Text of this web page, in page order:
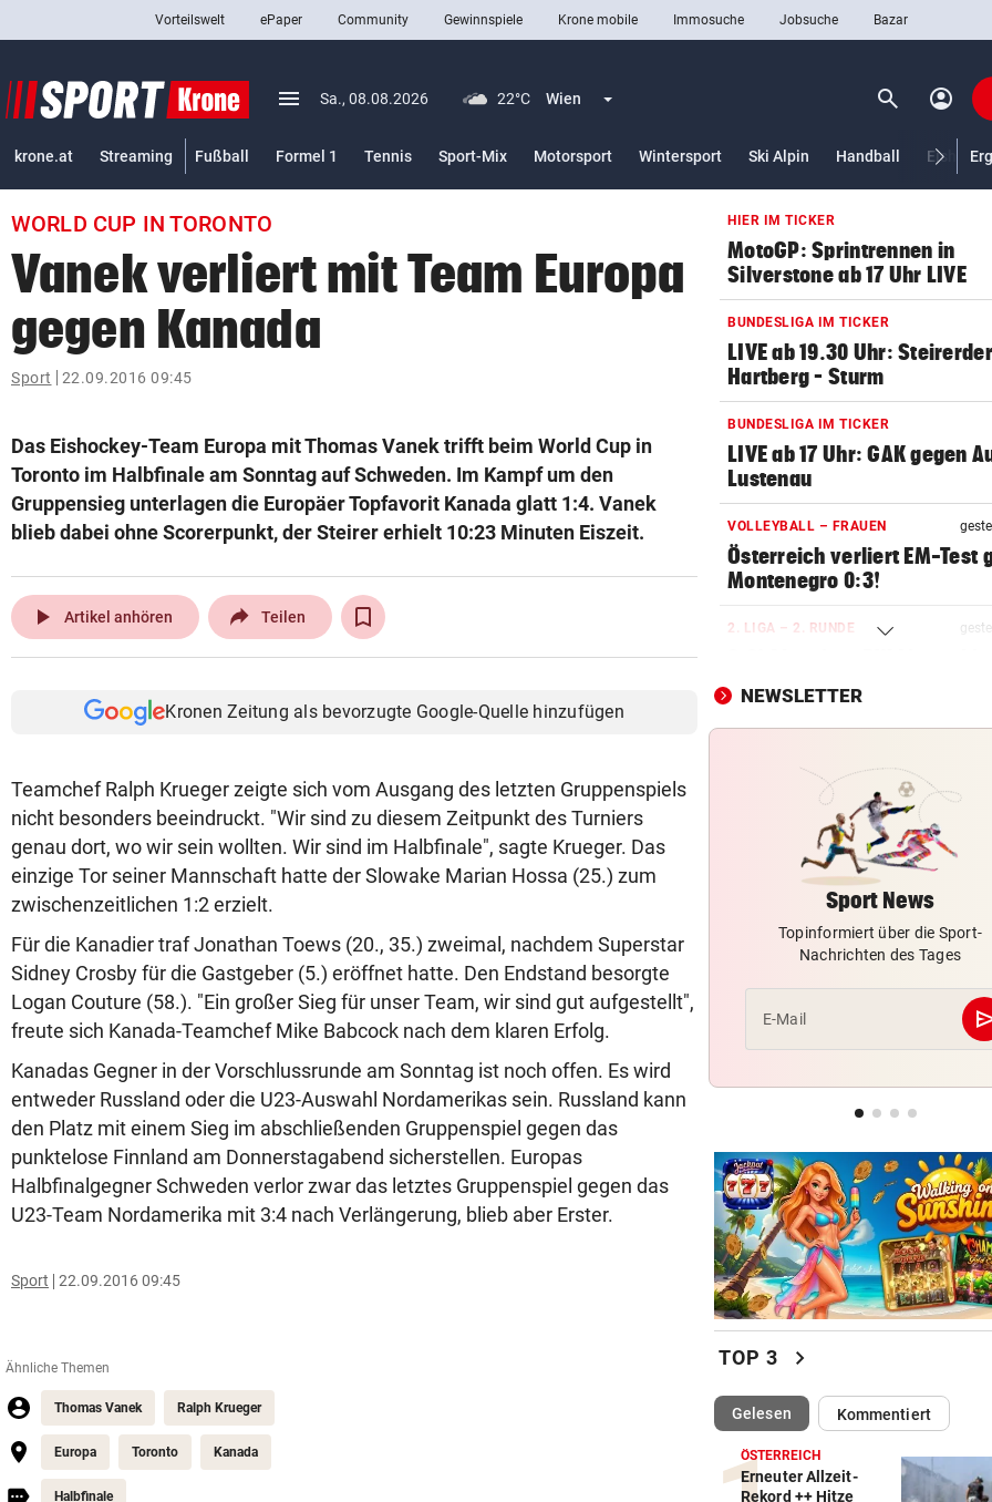
closeSchließen
Abonnieren
pin_drop
bookmark
search
Suchbegriff
© Krone Multimedia GmbH & Co KG 2026
Muthgasse 2, 1190 Wien
Vorteilswelt ePaper Community Gewinnspiele Krone mobile Immosuche Jobsuche Bazar
menu Menü aufklappen
Sa., 08.08.2026 22°C Wien Menü aufklappen search Suchen
account_circle
krone.at Streaming Fußball Formel 1 Tennis Sport-Mix Motorsport Wintersport Ski Alpin Handball
WORLD CUP IN TORONTO
Vanek verliert mit Team Europa
gegen Kanada
Sport 22.09.2016 09:45
Das Eishockey-Team Europa mit Thomas Vanek trifft beim World Cup in
Toronto im Halbfinale am Sonntag auf Schweden. Im Kampf um den
Gruppensieg unterlagen die Europäer Topfavorit Kanada glatt 1:4. Vanek
blieb dabei ohne Scorerpunkt, der Steirer erhielt 10:23 Minuten Eiszeit.
play_arrow Artikel anhören Teilen
Kronen Zeitung als bevorzugte Google-Quelle hinzufügen
Teamchef Ralph Krueger zeigte sich vom Ausgang des letzten Gruppenspiels
nicht besonders beeindruckt. "Wir sind zu diesem Zeitpunkt des Turniers
genau dort, wo wir sein wollten. Wir sind im Halbfinale", sagte Krueger. Das
einzige Tor seiner Mannschaft hatte der Slowake Marian Hossa (25.) zum
zwischenzeitlichen 1:2 erzielt.
Für die Kanadier traf Jonathan Toews (20., 35.) zweimal, nachdem Superstar
Sidney Crosby für die Gastgeber (5.) eröffnet hatte. Den Endstand besorgte
Logan Couture (58.). "Ein großer Sieg für unser Team, wir sind gut aufgestellt",
freute sich Kanada-Teamchef Mike Babcock nach dem klaren Erfolg.
Kanadas Gegner in der Vorschlussrunde am Sonntag ist noch offen. Es wird
entweder Russland oder die U23-Auswahl Nordamerikas sein. Russland kann
den Platz mit einem Sieg im abschließenden Gruppenspiel gegen das
punktelose Finnland am Donnerstagabend sicherstellen. Europas
Halbfinalgegner Schweden verlor zwar das letztes Gruppenspiel gegen das
U23-Team Nordamerika mit 3:4 nach Verlängerung, blieb aber Erster.
Sport 22.09.2016 09:45
Ähnliche Themen
Thomas Vanek Ralph Krueger
Europa Toronto Kanada
Halbfinale
HIER IM TICKER
MotoGP: Sprintrennen in
Silverstone ab 17 Uhr LIVE
BUNDESLIGA IM TICKER
LIVE ab 19.30 Uhr:
Hartberg – Sturm
BUNDESLIGA IM TICKER
LIVE ab 17 Uhr: GAK gegen
Lustenau
VOLLEYBALL – FRAUEN
Österreich verliert EM-Test
Montenegro 0:3!
2. LIGA – 2. RUNDE
Wacker Innsbruck ab
NACH ELFER-RÜCKNAHME
absoluter Skandal!“
SONNTAG NOCH IM KASTEN
Klubs aus Holland und Italien
locken WAC-Goalie
BEI BARESI-ABSCHIED
Brasilien-Legende schockt
mit Mallet-Finger
gegen WSG Tirol
Luxus am Meer! Sabalenka
gewährt private Einblicke
NEWSLETTER
Sport News
Topinformiert über die Sport-
Nachrichten des Tages
E-Mail
TOP 3 chevron_right
Gelesen(ausgewählt)Kommentiert
ÖSTERREICH
Erneuter Allzeit-
Rekord ++ Hitze